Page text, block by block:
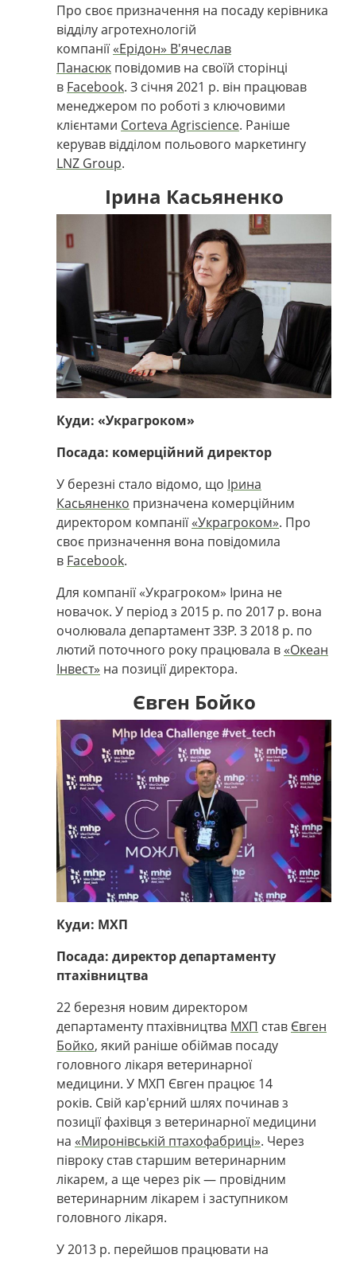
Про своє призначення на посаду керівника
відділу агротехнологій
компанії«Ерідон» В'ячеслав
Панасюк повідомив на своїй сторінці
в Facebook. З січня 2021 р. він працював
менеджером по роботі з ключовими
клієнтами Corteva Agriscience. Раніше
керував відділом польового маркетингу
LNZ Group.
Ірина Касьяненко
Куди: «Украгроком»
Посада: комерційний директор
У березні стало відомо, що Ірина
Касьяненко призначена комерційним
директором компанії«Украгроком». Про
своє призначення вона повідомила
в Facebook.
Для компанії «Украгроком» Ірина не
новачок. У період з 2015 р. по 2017 р. вона
очолювала департамент ЗЗР. З 2018 р. по
лютий поточного року працювала в «Океан
Інвест» на позиції директора.
Євген Бойко
Куди: МХП
Посада: директор департаменту
птахівництва
22 березня новим директором
департаменту птахівництва МХП став Євген
Бойко, який раніше обіймав посаду
головного лікаря ветеринарної
медицини. У МХП Євген працює 14
років. Свій кар'єрний шлях починав з
позиції фахівця з ветеринарної медицини
на «Миронівській птахофабриці». Через
півроку став старшим ветеринарним
лікарем, а ще через рік — провідним
ветеринарним лікарем і заступником
головного лікаря.
У 2013 р. перейшов працювати на